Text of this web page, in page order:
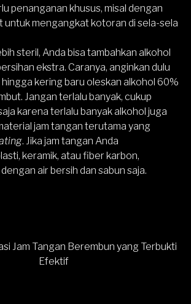
penanganan khusus, misal dengan
untuk mengangkat kotoran di sela-sela
steril, Anda bisa tambahkan alkohol
ekstra. Caranya, anginkan dulu
kering baru oleskan alkohol 60%
Jangan terlalu banyak, cukup
karena terlalu banyak alkohol juga
jam tangan terutama yang
. Jika jam tangan Anda
keramik, atau fiber karbon,
air bersih dan sabun saja.
Jam Tangan Berembun yang Terbukti
Efektif